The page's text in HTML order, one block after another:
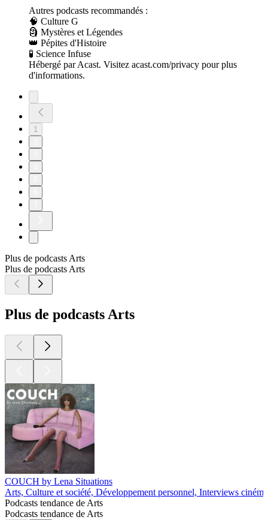
Autres podcasts recommandés :
🧠 Culture G
🗿 Mystères et Légendes
👑 Pépites d'Histoire
🧪 Science Infuse
Hébergé par Acast. Visitez acast.com/privacy pour plus
d'informations.
1
Plus de podcasts Arts
Plus de podcasts Arts
Plus de podcasts Arts
COUCH by Lena Situations
Arts, Culture et société, Développement personnel, Interviews
Podcasts tendance de Arts
Podcasts tendance de Arts